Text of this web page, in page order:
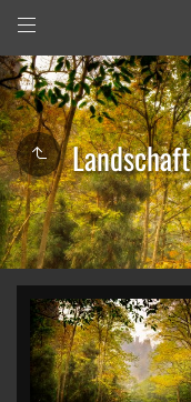
Landschaft